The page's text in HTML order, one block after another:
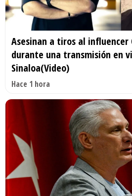
Asesinan a tiros al influencer
durante una transmisión en
Sinaloa(Video)
Hace 1 hora